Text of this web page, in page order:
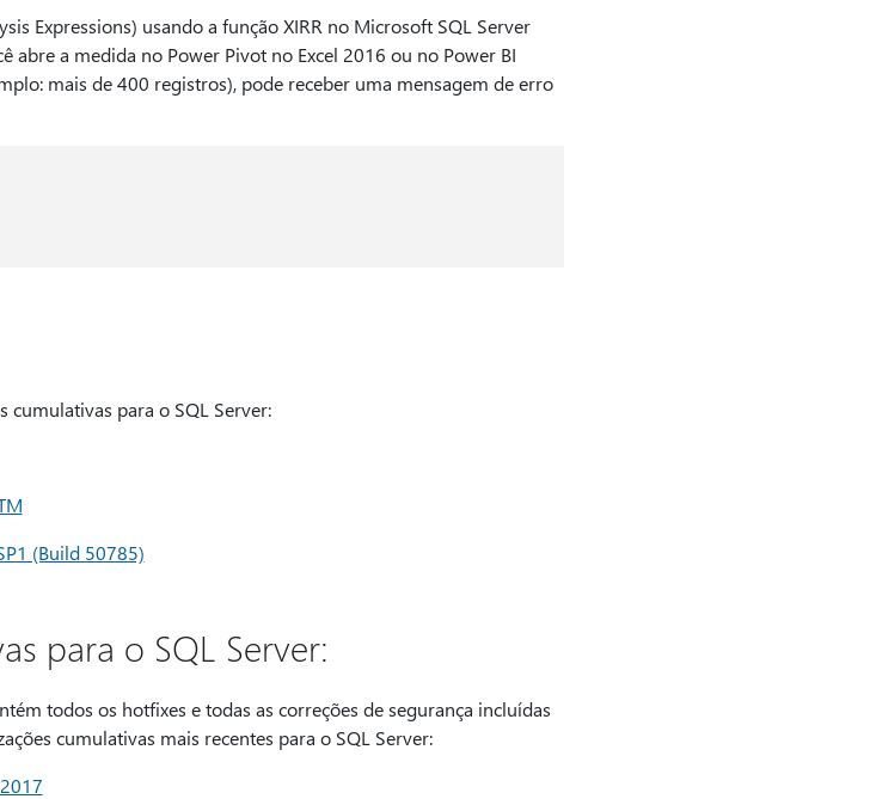
Expressions) usando a função XIRR no Microsoft SQL Server
abre a medida no Power Pivot no Excel 2016 ou no Power BI
mais de 400 registros), pode receber uma mensagem de erro
cumulativas para o SQL Server:
(Build 50785)
para o SQL Server:
todos os hotfixes e todas as correções de segurança incluídas
cumulativas mais recentes para o SQL Server: